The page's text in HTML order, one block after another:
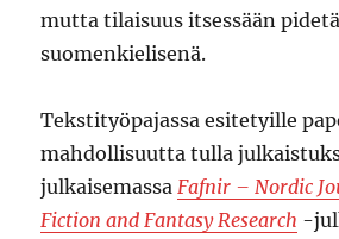
mutta tilaisuus itsessään
suomenkielisenä.
Tekstityöpajassa esitetyille
mahdollisuutta tulla
julkaisemassa Fafnir – Nordic
Fiction and Fantasy Research -